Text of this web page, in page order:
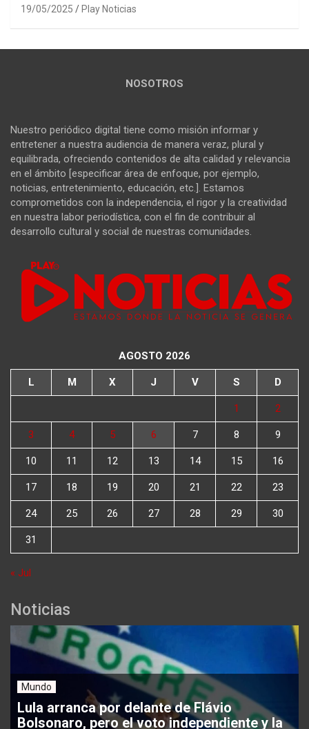
19/05/2025 Play Noticias
NOSOTROS
Nuestro periódico digital tiene como misión informar y
entretener a nuestra audiencia de manera veraz, plural y
equilibrada, ofreciendo contenidos de alta calidad y relevancia
en el ámbito [especificar área de enfoque, por ejemplo,
noticias, entretenimiento, educación, etc.]. Estamos
comprometidos con la independencia, el rigor y la creatividad
en nuestra labor periodística, con el fin de contribuir al
desarrollo cultural y social de nuestras comunidades.
AGOSTO 2026
L M X J V S D
1 2
3 4 5 6 7 8 9
10 11 12 13 14 15 16
17 18 19 20 21 22 23
24 25 26 27 28 29 30
31
« Jul
Noticias
Mundo
Lula arranca por delante de Flávio
Bolsonaro, pero el voto independiente y la